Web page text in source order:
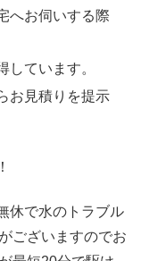
へお伺いする際
しています。
お見積りを提示
休で水のトラブル
ございますのでお